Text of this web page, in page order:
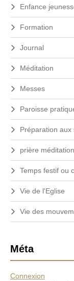
Enfance
Formation
Journal
Méditation
Messes
Paroisse
Préparation aux
prière méditation
Temps festif ou
Vie de l'Eglise
Vie des
Méta
Connexion